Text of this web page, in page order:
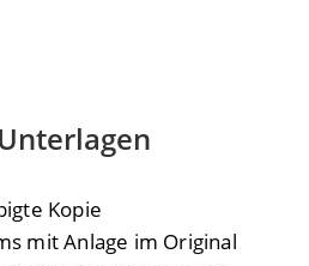
Kopie
mit Anlage im Original